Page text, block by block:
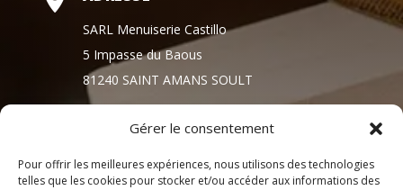
Gérer le consentement
Pour offrir les meilleures expériences, nous utilisons des technologies
telles que les cookies pour stocker et/ou accéder aux informations des
SARL Menuiserie Castillo
5 Impasse du Baous
81240 SAINT AMANS SOULT
HORAIRE D'OUVERTURE
Lundi, mardi, jeudi , vendredi